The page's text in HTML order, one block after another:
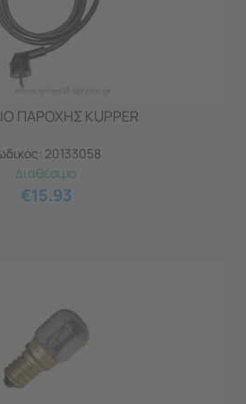
ΠΑΡΟΧΗΣ KUPPER
20133058
Διαθέσιμο
€15.93